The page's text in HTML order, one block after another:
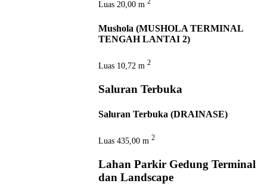
Luas 20,00 m
Mushola (MUSHOLA TERMINAL
TENGAH LANTAI 2)
Luas 10,72 m 2
Saluran Terbuka
Saluran Terbuka (DRAINASE)
Luas 435,00 m 2
Lahan Parkir Gedung Terminal
dan Landscape